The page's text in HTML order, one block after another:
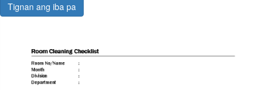
Tignan ang iba pa